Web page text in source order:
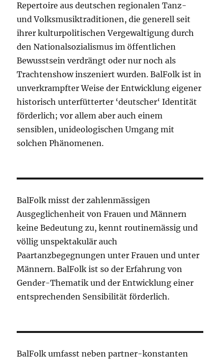
Repertoire aus deutschen regionalen Tanz-
und Volksmusiktraditionen, die generell seit
ihrer kulturpolitischen Vergewaltigung durch
den Nationalsozialismus im öffentlichen
Bewusstsein verdrängt oder nur noch als
Trachtenshow inszeniert wurden. BalFolk ist in
unverkrampfter Weise der Entwicklung eigener
historisch unterfütterter ‘deutscher‘ Identität
förderlich; vor allem aber auch einem
sensiblen, unideologischen Umgang mit
solchen Phänomenen.
BalFolk misst der zahlenmässigen
Ausgeglichenheit von Frauen und Männern
keine Bedeutung zu, kennt routinemässig und
völlig unspektakulär auch
Paartanzbegegnungen unter Frauen und unter
Männern. BalFolk ist so der Erfahrung von
Gender-Thematik und der Entwicklung einer
entsprechenden Sensibilität förderlich.
BalFolk umfasst neben partner-konstanten